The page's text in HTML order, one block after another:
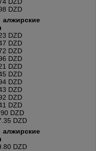
DZD
DZD
DZD
DZD
DZD
DZD
DZD
DZD
DZD
DZD
DZD
DZD
DZD
DZD